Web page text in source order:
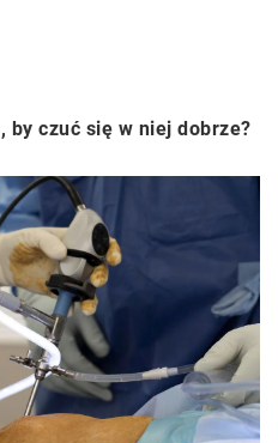
czuć się w niej dobrze?